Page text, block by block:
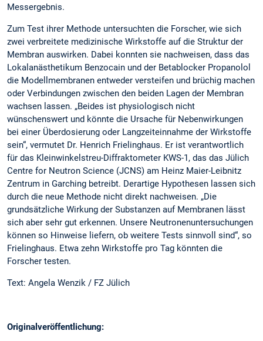
Messergebnis.
Zum Test ihrer Methode untersuchten die Forscher, wie sich
zwei verbreitete medizinische Wirkstoffe auf die Struktur der
Membran auswirken. Dabei konnten sie nachweisen, dass das
Lokalanästhetikum Benzocain und der Betablocker Propanolol
die Modellmembranen entweder versteifen und brüchig machen
oder Verbindungen zwischen den beiden Lagen der Membran
wachsen lassen. „Beides ist physiologisch nicht
wünschenswert und könnte die Ursache für Nebenwirkungen
bei einer Überdosierung oder Langzeiteinnahme der Wirkstoffe
sein“, vermutet Dr. Henrich Frielinghaus. Er ist verantwortlich
für das Kleinwinkelstreu-Diffraktometer KWS-1, das das Jülich
Centre for Neutron Science (JCNS) am Heinz Maier-Leibnitz
Zentrum in Garching betreibt. Derartige Hypothesen lassen sich
durch die neue Methode nicht direkt nachweisen. „Die
grundsätzliche Wirkung der Substanzen auf Membranen lässt
sich aber sehr gut erkennen. Unsere Neutronenuntersuchungen
können so Hinweise liefern, ob weitere Tests sinnvoll sind“, so
Frielinghaus. Etwa zehn Wirkstoffe pro Tag könnten die
Forscher testen.
Text: Angela Wenzik / FZ Jülich
Originalveröffentlichung: